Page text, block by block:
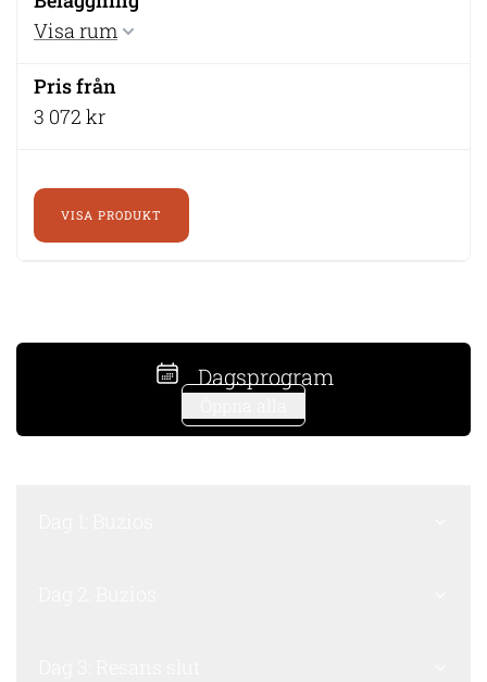
Visa rum
3 072 kr
VISA PRODUKT
Dagsprogram